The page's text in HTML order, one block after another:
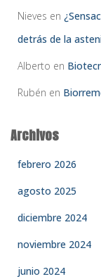
Nieves en
detrás de la
Alberto en
Rubén en
Archivos
febrero 2026
agosto 2025
diciembre 2024
noviembre 2024
junio 2024